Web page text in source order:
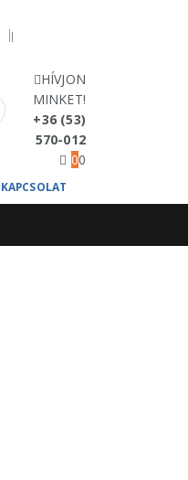
HÍVJON
MINKET!
+36 (53)
570-012
00
KAPCSOLAT